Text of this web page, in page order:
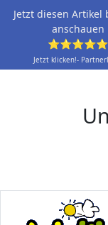
Jetzt diesen Artikel
anschauen
⭐⭐⭐⭐⭐
Jetzt klicken!-